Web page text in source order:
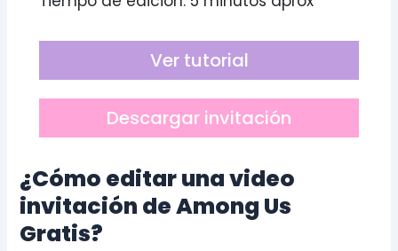
Ver tutorial
Descargar invitación
¿Cómo editar una video
invitación de Among Us
Gratis?